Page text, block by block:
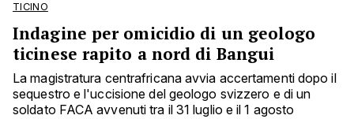
TICINO
Indagine per omicidio di un geologo
ticinese rapito a nord di Bangui
La magistratura centrafricana avvia accertamenti dopo il
sequestro e l'uccisione del geologo svizzero e di un
soldato FACA avvenuti tra il 31 luglio e il 1 agosto